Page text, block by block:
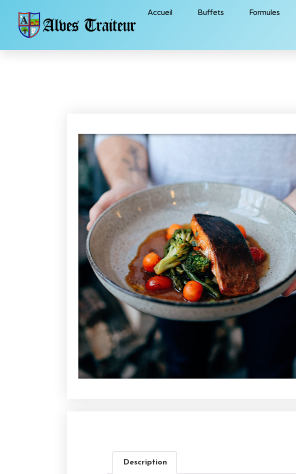
Accueil Buffets Formules
Description